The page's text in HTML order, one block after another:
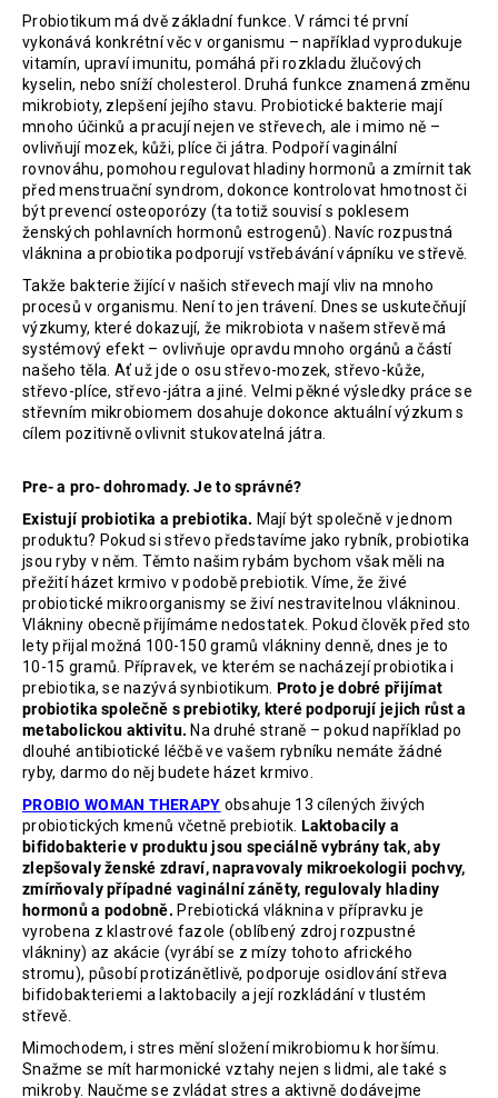
Probiotikum má dvě základní funkce. V rámci té první
vykonává konkrétní věc v organismu – například vyprodukuje
vitamín, upraví imunitu, pomáhá při rozkladu žlučových
kyselin, nebo sníží cholesterol. Druhá funkce znamená změnu
mikrobioty, zlepšení jejího stavu. Probiotické bakterie mají
mnoho účinků a pracují nejen ve střevech, ale i mimo ně –
ovlivňují mozek, kůži, plíce či játra. Podpoří vaginální
rovnováhu, pomohou regulovat hladiny hormonů a zmírnit tak
před menstruační syndrom, dokonce kontrolovat hmotnost či
být prevencí osteoporózy (ta totiž souvisí s poklesem
ženských pohlavních hormonů estrogenů). Navíc rozpustná
vláknina a probiotika podporují vstřebávání vápníku ve střevě.
Takže bakterie žijící v našich střevech mají vliv na mnoho
procesů v organismu. Není to jen trávení. Dnes se uskutečňují
výzkumy, které dokazují, že mikrobiota v našem střevě má ​​
systémový efekt – ovlivňuje opravdu mnoho orgánů a částí
našeho těla. Ať už jde o osu střevo-mozek, střevo-kůže,
střevo-plíce, střevo-játra a jiné. Velmi pěkné výsledky práce se
střevním mikrobiomem dosahuje dokonce aktuální výzkum s
cílem pozitivně ovlivnit stukovatelná játra.
Pre- a pro- dohromady. Je to správné?
Existují probiotika a prebiotika. Mají být společně v jednom
produktu? Pokud si střevo představíme jako rybník, probiotika
jsou ryby v něm. Těmto našim rybám bychom však měli na
přežití házet krmivo v podobě prebiotik. Víme, že živé
probiotické mikroorganismy se živí nestravitelnou vlákninou.
Vlákniny obecně přijímáme nedostatek. Pokud člověk před sto
lety přijal možná 100-150 gramů vlákniny denně, dnes je to
10-15 gramů. Přípravek, ve kterém se nacházejí probiotika i
prebiotika, se nazývá synbiotikum. Proto je dobré přijímat
probiotika společně s prebiotiky, které podporují jejich růst a
metabolickou aktivitu. Na druhé straně – pokud například po
dlouhé antibiotické léčbě ve vašem rybníku nemáte žádné
ryby, darmo do něj budete házet krmivo.
PROBIO WOMAN THERAPY obsahuje 13 cílených živých
probiotických kmenů včetně prebiotik. Laktobacily a
bifidobakterie v produktu jsou speciálně vybrány tak, aby
zlepšovaly ženské zdraví, napravovaly mikroekologii pochvy,
zmírňovaly případné vaginální záněty, regulovaly hladiny
hormonů a podobně. Prebiotická vláknina v přípravku je
vyrobena z klastrové fazole (oblíbený zdroj rozpustné
vlákniny) az akácie (vyrábí se z mízy tohoto afrického
stromu), působí protizánětlivě, podporuje osidlování střeva
bifidobakteriemi a laktobacily a její rozkládání v tlustém
střevě.
Mimochodem, i stres mění složení mikrobiomu k horšímu.
Snažme se mít harmonické vztahy nejen s lidmi, ale také s
mikroby. Naučme se zvládat stres a aktivně dodávejme